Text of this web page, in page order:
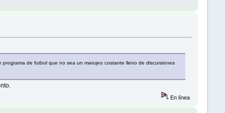
de futbol que no sea un marujeo costante lleno de discursiones
En línea